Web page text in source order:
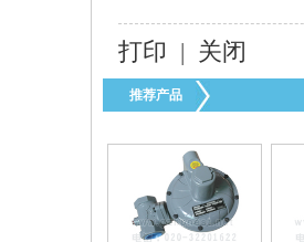
打印 | 关闭
推荐产品